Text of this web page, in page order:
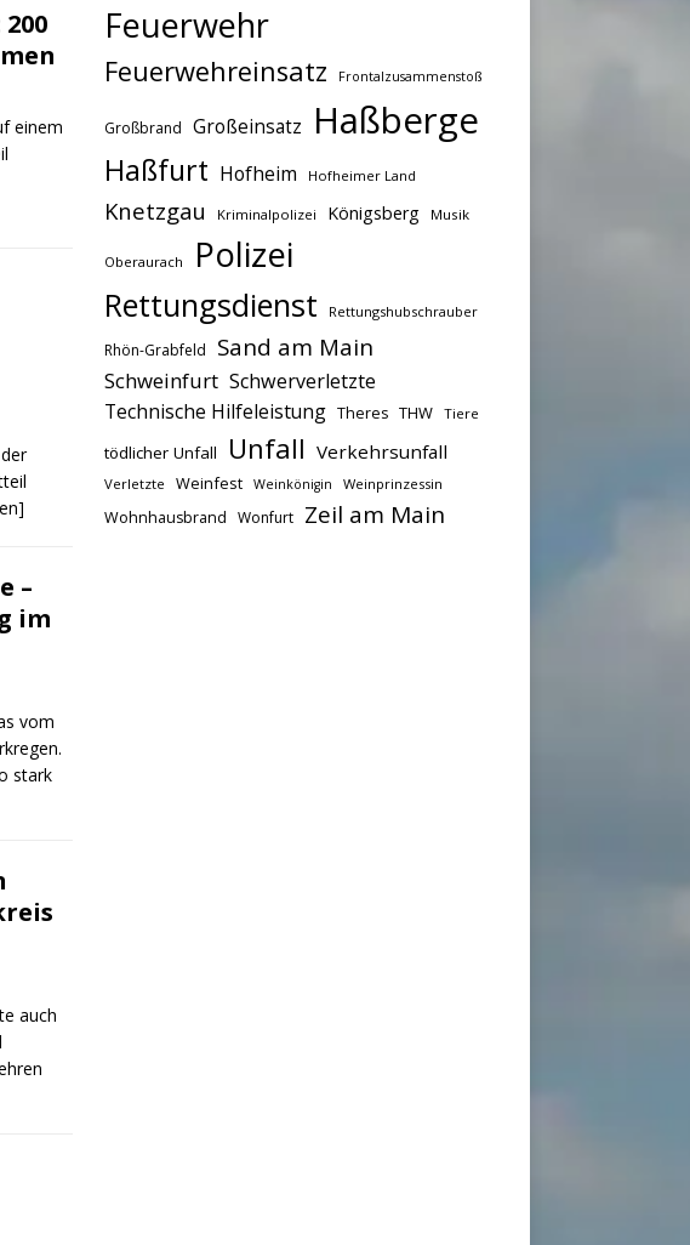
einem
–
im
vom
stark
auch
Feuerwehr
Feuerwehreinsatz Frontalzusammenstoß
Großbrand Großeinsatz Haßberge
Haßfurt Hofheim Hofheimer Land
Knetzgau Kriminalpolizei Königsberg Musik
Oberaurach Polizei
Rettungsdienst Rettungshubschrauber
Rhön-Grabfeld Sand am Main
Schweinfurt Schwerverletzte
Technische Hilfeleistung Theres THW Tiere
tödlicher Unfall Unfall Verkehrsunfall
Verletzte Weinfest Weinkönigin Weinprinzessin
Wohnhausbrand Wonfurt Zeil am Main